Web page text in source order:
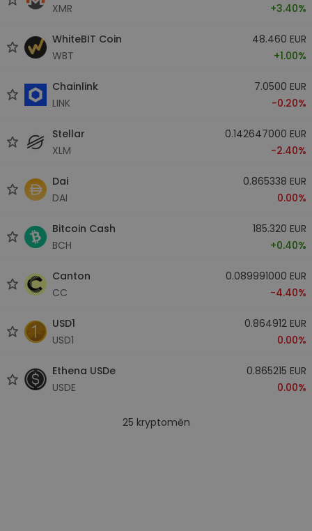
XMR
+3.40%
WhiteBIT Coin
WBT
48.460 EUR
+1.00%
Chainlink
LINK
7.0500 EUR
-0.20%
Stellar
XLM
0.142647000 EUR
-2.40%
Dai
DAI
0.865338 EUR
0.00%
Bitcoin Cash
BCH
185.320 EUR
+0.40%
Canton
CC
0.089991000 EUR
-4.40%
USD1
USD1
0.864912 EUR
0.00%
Ethena USDe
USDE
0.865215 EUR
0.00%
25 kryptoměn